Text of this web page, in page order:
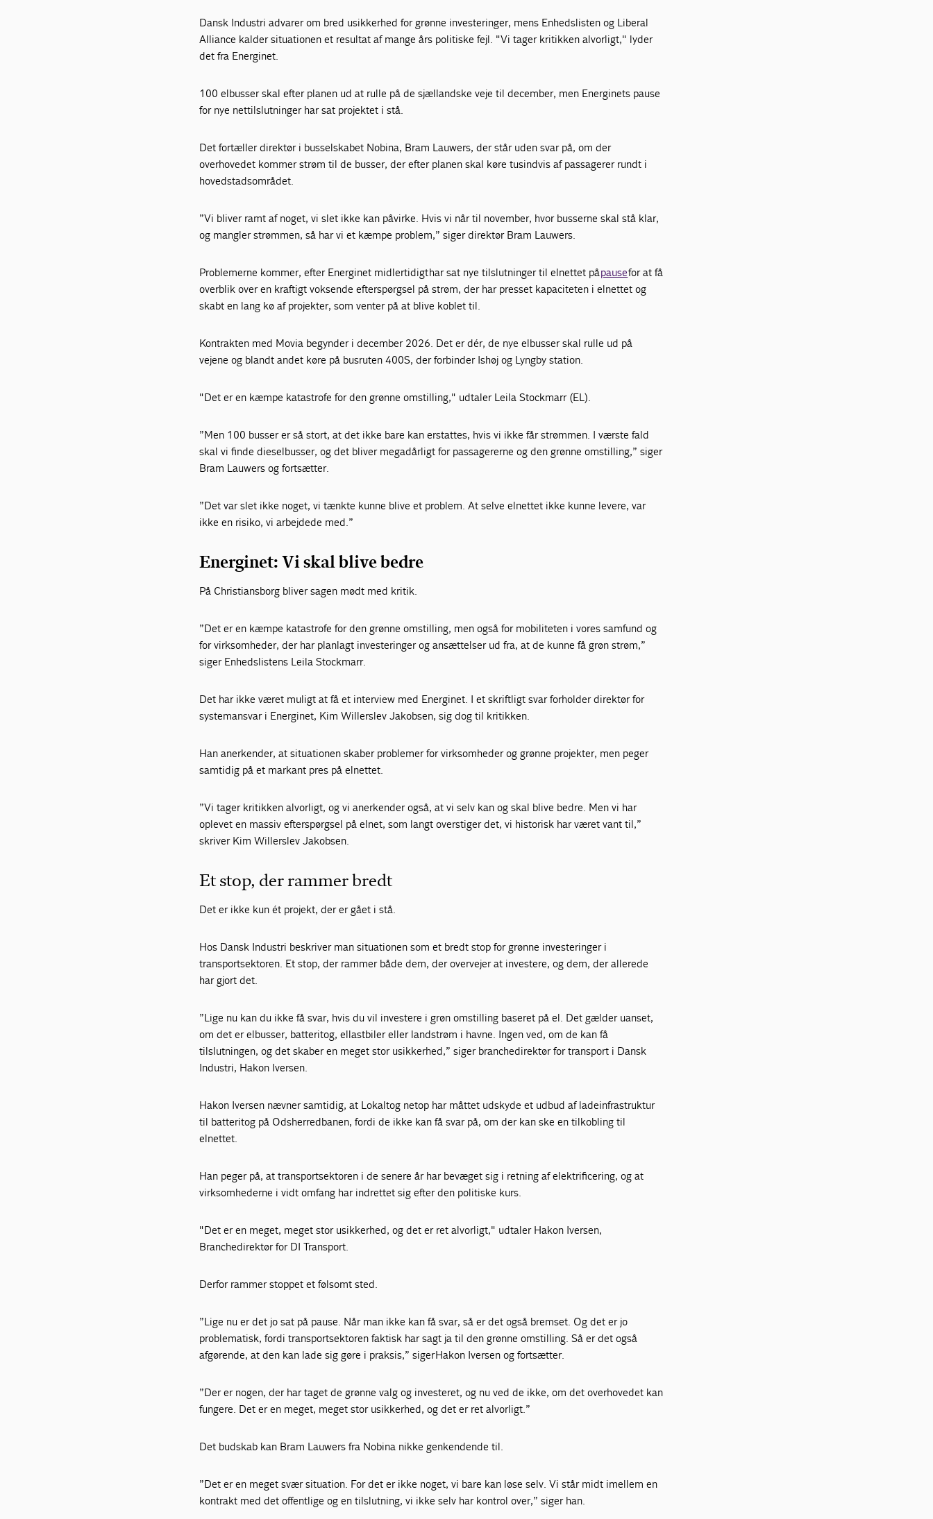
Dansk Industri advarer om bred usikkerhed for grønne investeringer, mens Enhedslisten og Liberal
Alliance kalder situationen et resultat af mange års politiske fejl. "Vi tager kritikken alvorligt," lyder
det fra Energinet.
100 elbusser skal efter planen ud at rulle på de sjællandske veje til december, men Energinets pause
for nye nettilslutninger har sat projektet i stå.
Det fortæller direktør i busselskabet Nobina, Bram Lauwers, der står uden svar på, om der
overhovedet kommer strøm til de busser, der efter planen skal køre tusindvis af passagerer rundt i
hovedstadsområdet.
”Vi bliver ramt af noget, vi slet ikke kan påvirke. Hvis vi når til november, hvor busserne skal stå klar,
og mangler strømmen, så har vi et kæmpe problem,” siger direktør Bram Lauwers.
Problemerne kommer, efter Energinet midlertidigt har sat nye tilslutninger til elnettet påpausefor at få
overblik over en kraftigt voksende efterspørgsel på strøm, der har presset kapaciteten i elnettet og
skabt en lang kø af projekter, som venter på at blive koblet til.
Kontrakten med Movia begynder i december 2026. Det er dér, de nye elbusser skal rulle ud på
vejene og blandt andet køre på busruten 400S, der forbinder Ishøj og Lyngby station.
"Det er en kæmpe katastrofe for den grønne omstilling," udtaler Leila Stockmarr (EL).
”Men 100 busser er så stort, at det ikke bare kan erstattes, hvis vi ikke får strømmen. I værste fald
skal vi finde dieselbusser, og det bliver megadårligt for passagererne og den grønne omstilling,” siger
Bram Lauwers og fortsætter.
”Det var slet ikke noget, vi tænkte kunne blive et problem. At selve elnettet ikke kunne levere, var
ikke en risiko, vi arbejdede med.”
Energinet: Vi skal blive bedre
På Christiansborg bliver sagen mødt med kritik.
”Det er en kæmpe katastrofe for den grønne omstilling, men også for mobiliteten i vores samfund og
for virksomheder, der har planlagt investeringer og ansættelser ud fra, at de kunne få grøn strøm,”
siger Enhedslistens Leila Stockmarr.
Det har ikke været muligt at få et interview med Energinet. I et skriftligt svar forholder direktør for
systemansvar i Energinet, Kim Willerslev Jakobsen, sig dog til kritikken.
Han anerkender, at situationen skaber problemer for virksomheder og grønne projekter, men peger
samtidig på et markant pres på elnettet.
”Vi tager kritikken alvorligt, og vi anerkender også, at vi selv kan og skal blive bedre. Men vi har
oplevet en massiv efterspørgsel på elnet, som langt overstiger det, vi historisk har været vant til,”
skriver Kim Willerslev Jakobsen.
Et stop, der rammer bredt
Det er ikke kun ét projekt, der er gået i stå.
Hos Dansk Industri beskriver man situationen som et bredt stop for grønne investeringer i
transportsektoren. Et stop, der rammer både dem, der overvejer at investere, og dem, der allerede
har gjort det.
”Lige nu kan du ikke få svar, hvis du vil investere i grøn omstilling baseret på el. Det gælder uanset,
om det er elbusser, batteritog, ellastbiler eller landstrøm i havne. Ingen ved, om de kan få
tilslutningen, og det skaber en meget stor usikkerhed,” siger branchedirektør for transport i Dansk
Industri, Hakon Iversen.
Hakon Iversen nævner samtidig, at Lokaltog netop har måttet udskyde et udbud af ladeinfrastruktur
til batteritog på Odsherredbanen, fordi de ikke kan få svar på, om der kan ske en tilkobling til
elnettet.
Han peger på, at transportsektoren i de senere år har bevæget sig i retning af elektrificering, og at
virksomhederne i vidt omfang har indrettet sig efter den politiske kurs.
"Det er en meget, meget stor usikkerhed, og det er ret alvorligt," udtaler Hakon Iversen,
Branchedirektør for DI Transport.
Derfor rammer stoppet et følsomt sted.
”Lige nu er det jo sat på pause. Når man ikke kan få svar, så er det også bremset. Og det er jo
problematisk, fordi transportsektoren faktisk har sagt ja til den grønne omstilling. Så er det også
afgørende, at den kan lade sig gøre i praksis,” siger Hakon Iversen og fortsætter.
”Der er nogen, der har taget de grønne valg og investeret, og nu ved de ikke, om det overhovedet kan
fungere. Det er en meget, meget stor usikkerhed, og det er ret alvorligt.”
Det budskab kan Bram Lauwers fra Nobina nikke genkendende til.
”Det er en meget svær situation. For det er ikke noget, vi bare kan løse selv. Vi står midt imellem en
kontrakt med det offentlige og en tilslutning, vi ikke selv har kontrol over,” siger han.